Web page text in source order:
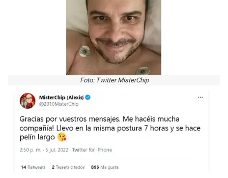
Foto: Twitter MisterChip